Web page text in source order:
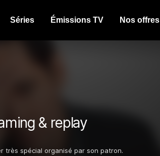
Séries Émissions TV Nos offres
& replay
très spécial organisé par son patron.